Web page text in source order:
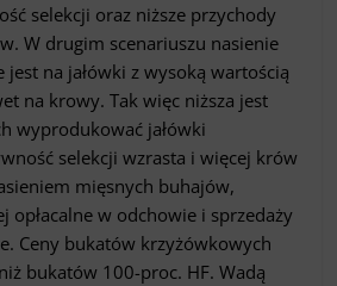
selekcji oraz niższe przychody
W drugim scenariuszu nasienie
jest na jałówki z wysoką wartością
na krowy. Tak więc niższa jest
wyprodukować jałówki
selekcji wzrasta i więcej krów
mięsnych buhajów,
opłacalne w odchowie i sprzedaży
Ceny bukatów krzyżówkowych
bukatów 100-proc. HF. Wadą